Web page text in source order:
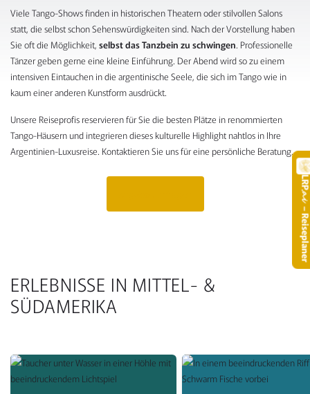
–
Viele Tango-Shows finden in historischen Theatern oder stilvollen Salons
statt, die selbst schon Sehenswürdigkeiten sind. Nach der Vorstellung haben
Sie oft die Möglichkeit, selbst das Tanzbein zu schwingen. Professionelle
Tänzer geben gerne eine kleine Einführung. Der Abend wird so zu einem
intensiven Eintauchen in die argentinische Seele, die sich im Tango wie in
kaum einer anderen Kunstform ausdrückt.
Unsere Reiseprofis reservieren für Sie die besten Plätze in renommierten
Tango-Häusern und integrieren dieses kulturelle Highlight nahtlos in Ihre
Argentinien-Luxusreise. Kontaktieren Sie uns für eine persönliche Beratung.
ERLEBNISSE IN MITTEL- &
SÜDAMERIKA